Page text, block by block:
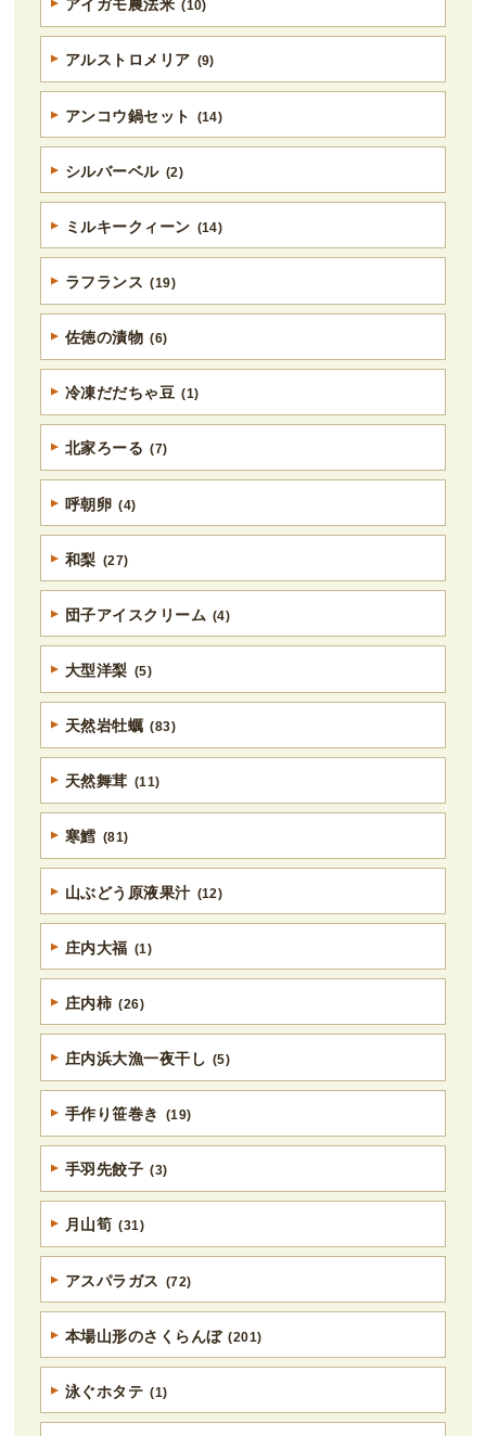
アイガモ農法米 (10)
アルストロメリア (9)
アンコウ鍋セット (14)
シルバーベル (2)
ミルキークィーン (14)
ラフランス (19)
佐徳の漬物 (6)
冷凍だだちゃ豆 (1)
北家ろーる (7)
呼朝卵 (4)
和梨 (27)
団子アイスクリーム (4)
大型洋梨 (5)
天然岩牡蠣 (83)
天然舞茸 (11)
寒鱈 (81)
山ぶどう原液果汁 (12)
庄内大福 (1)
庄内柿 (26)
庄内浜大漁一夜干し (5)
手作り笹巻き (19)
手羽先餃子 (3)
月山筍 (31)
アスパラガス (72)
本場山形のさくらんぼ (201)
泳ぐホタテ (1)